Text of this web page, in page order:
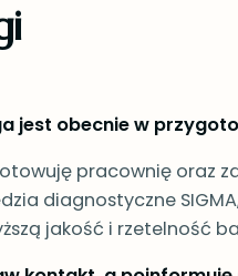
jest obecnie w
pracownię oraz
diagnostyczne
jakość i rzetelność